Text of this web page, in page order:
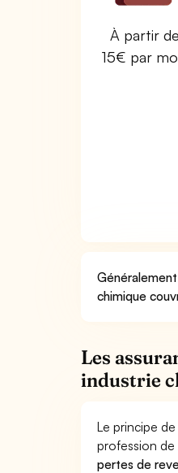
À partir de
15€ par
chimique
Les
industrie
Le principe
profession
pertes de